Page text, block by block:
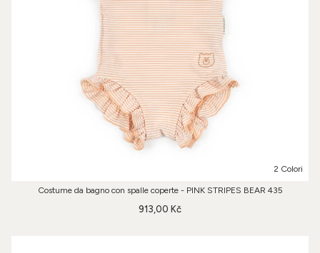
2 Colori
Costume da bagno con spalle coperte - PINK STRIPES BEAR 435
913,00 Kč